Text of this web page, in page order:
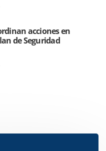
acciones en
de Seguridad